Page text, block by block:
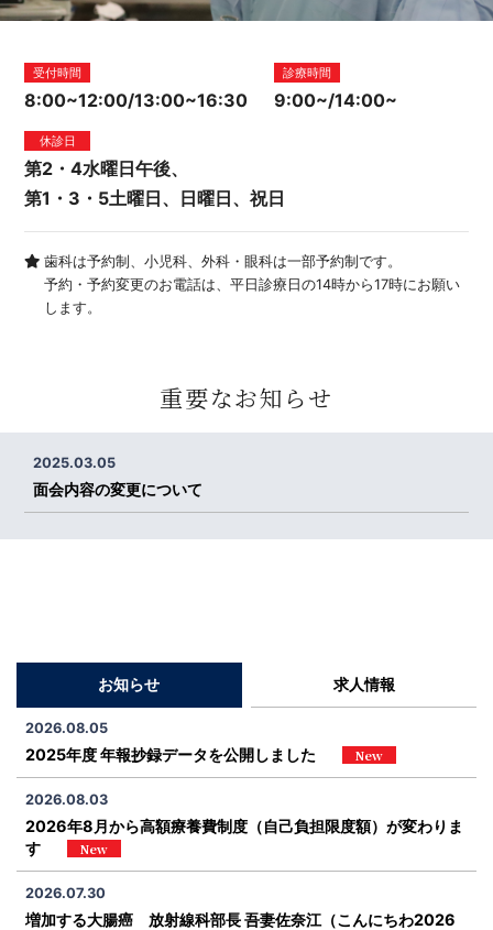
受付時間
8:00~12:00/13:00~16:30
診療時間
9:00~/14:00~
休診日
第2・4水曜日午後、
第1・3・5土曜日、日曜日、祝日
歯科は予約制、小児科、外科・眼科は一部予約制です。
予約・予約変更のお電話は、平日診療日の14時から17時にお願い
します。
重要なお知らせ
2025.03.05
面会内容の変更について
お知らせ 求人情報
2026.08.05
2025年度 年報抄録データを公開しました New
2026.08.03
2026年8月から高額療養費制度（自己負担限度額）が変わりま
す
New
2026.07.30
増加する大腸癌 放射線科部長 吾妻佐奈江（こんにちわ2026